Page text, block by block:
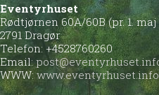
Eventyrhuset
Rødtjørnen 60A/60B (pr. 1.
2791 Dragør
Telefon: +4528760260
Email:
WWW:www.eventyrhuset.info